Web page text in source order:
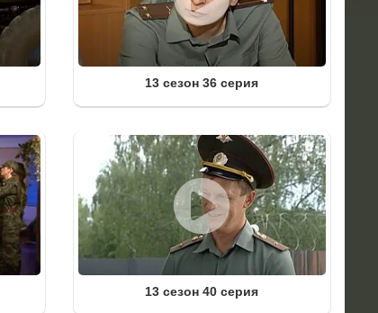
13 сезон 36 серия
13 сезон 40 серия